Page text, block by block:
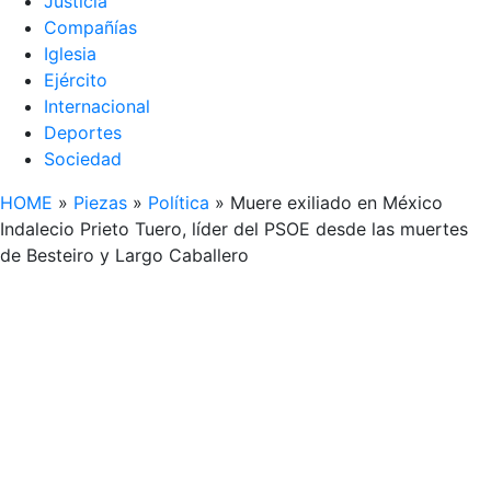
Compañías
Iglesia
Ejército
Internacional
Deportes
Sociedad
HOME » Piezas » Política » Muere exiliado en México
Indalecio Prieto Tuero, líder del PSOE desde las muertes
de Besteiro y Largo Caballero